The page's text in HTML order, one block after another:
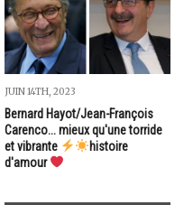
JUIN 14TH, 2023
Bernard Hayot/Jean-François
Carenco... mieux qu'une torride
et vibrante
histoire
d'amour